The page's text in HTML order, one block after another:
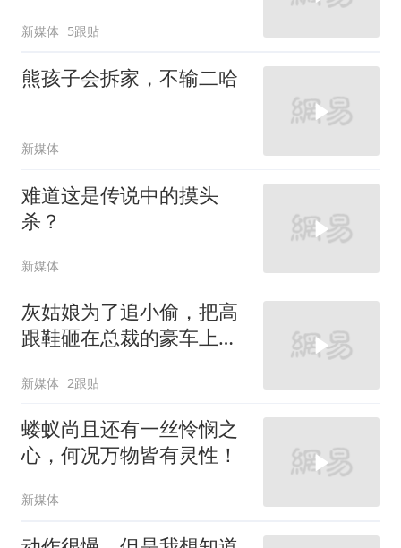
新媒体 5跟贴
熊孩子会拆家，不输二哈
新媒体
难道这是传说中的摸头
杀？
新媒体
灰姑娘为了追小偷，把高
跟鞋砸在总裁的豪车上，
新媒体 2跟贴
蝼蚁尚且还有一丝怜悯之
心，何况万物皆有灵性！
新媒体